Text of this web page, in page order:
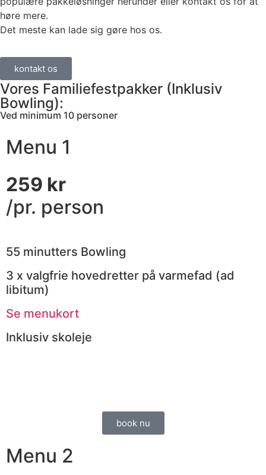
høre mere.
Det meste kan lade sig gøre hos os.
kontakt os
Vores Familiefestpakker (Inklusiv
Bowling):
Ved minimum 10 personer
Menu 1
259 kr
/pr. person
55 minutters Bowling
3 x valgfrie hovedretter på varmefad (ad
libitum)
Se menukort
Inklusiv skoleje
book nu
Menu 2